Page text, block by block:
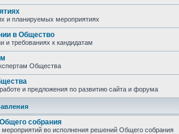
и планируемых мероприятиях
в Общество
и требованиях к кандидатам
Общества
и предложения по развитию сайта и форума
собрания
во исполнения решений Общего собрания